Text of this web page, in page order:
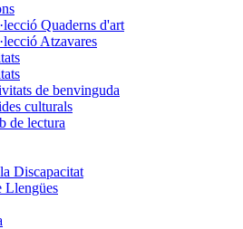
Quaderns d'art
Atzavares
de benvinguda
culturals
de lectura
Discapacitat
Llengües